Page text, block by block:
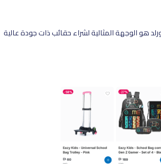
هو الوجهة المثالية لشراء حقائب ذات جودة عالية